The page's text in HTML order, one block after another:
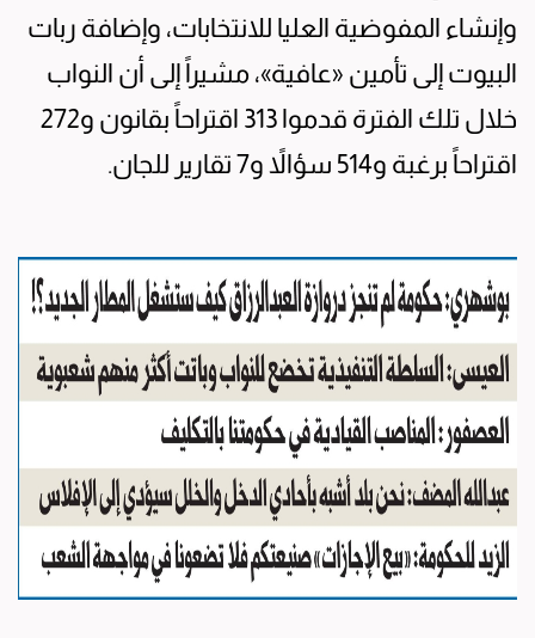
وإنشاء المفوضية العليا للانتخابات، وإضافة ربات
البيوت إلى تأمين «عافية»، مشيراً إلى أن النواب
خلال تلك الفترة قدموا 313 اقتراحاً بقانون و272
اقتراحاً برغبة و514 سؤالاً و7 تقارير للجان.